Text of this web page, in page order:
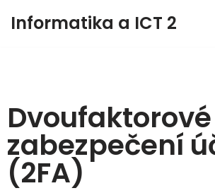
Informatika a ICT 2
Dvoufaktorové
zabezpečení
(2FA)